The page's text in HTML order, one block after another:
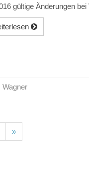
gültige Änderungen
Wagner
»